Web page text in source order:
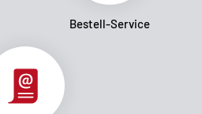
Bestell-Service